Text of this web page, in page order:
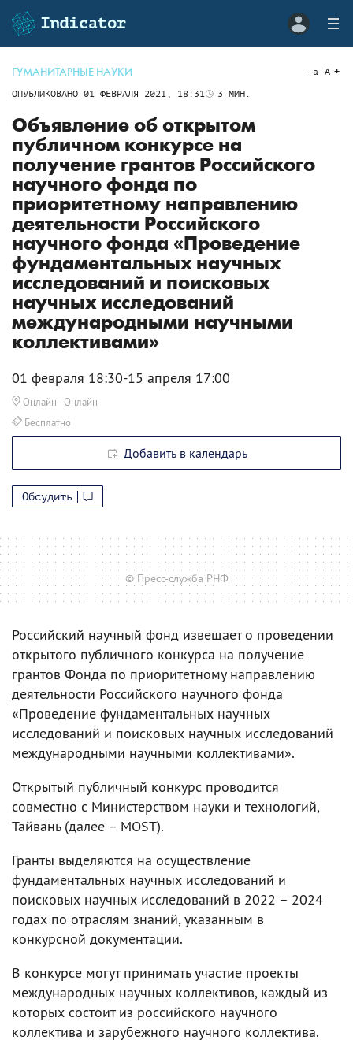
ГУМАНИТАРНЫЕ НАУКИ
ОПУБЛИКОВАНО 01 ФЕВРАЛЯ 2021, 18:31 3 МИН.
a A
Объявление об открытом
публичном конкурсе на
получение грантов Российского
научного фонда по
приоритетному направлению
деятельности Российского
научного фонда «Проведение
фундаментальных научных
исследований и поисковых
научных исследований
международными научными
коллективами»
01 февраля 18:30-15 апреля 17:00
Онлайн - Онлайн
Бесплатно
Добавить в календарь
Обсудить
© Пресс-служба РНФ
Российский научный фонд извещает о проведении
открытого публичного конкурса на получение
грантов Фонда по приоритетному направлению
деятельности Российского научного фонда
«Проведение фундаментальных научных
исследований и поисковых научных исследований
международными научными коллективами».
Открытый публичный конкурс проводится
совместно с Министерством науки и технологий,
Тайвань (далее – MOST).
Гранты выделяются на осуществление
фундаментальных научных исследований и
поисковых научных исследований в 2022 – 2024
годах по отраслям знаний, указанным в
конкурсной документации.
В конкурсе могут принимать участие проекты
международных научных коллективов, каждый из
которых состоит из российского научного
коллектива и зарубежного научного коллектива.